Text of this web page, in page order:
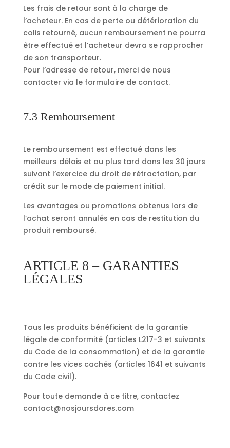
Les frais de retour sont à la charge de
l’acheteur. En cas de perte ou détérioration du
colis retourné, aucun remboursement ne pourra
être effectué et l’acheteur devra se rapprocher
de son transporteur.
Pour l’adresse de retour, merci de nous
contacter via le formulaire de contact.
7.3 Remboursement
Le remboursement est effectué dans les
meilleurs délais et au plus tard dans les 30 jours
suivant l’exercice du droit de rétractation, par
crédit sur le mode de paiement initial.
Les avantages ou promotions obtenus lors de
l’achat seront annulés en cas de restitution du
produit remboursé.
ARTICLE 8 – GARANTIES
LÉGALES
Tous les produits bénéficient de la garantie
légale de conformité (articles L217-3 et suivants
du Code de la consommation) et de la garantie
contre les vices cachés (articles 1641 et suivants
du Code civil).
Pour toute demande à ce titre, contactez
contact@nosjoursdores.com